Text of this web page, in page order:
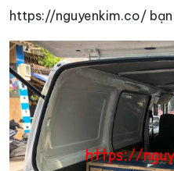
https://nguyenkim.co/ bạn